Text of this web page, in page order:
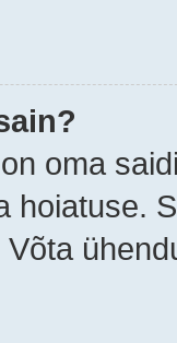
oma
hoiatuse.